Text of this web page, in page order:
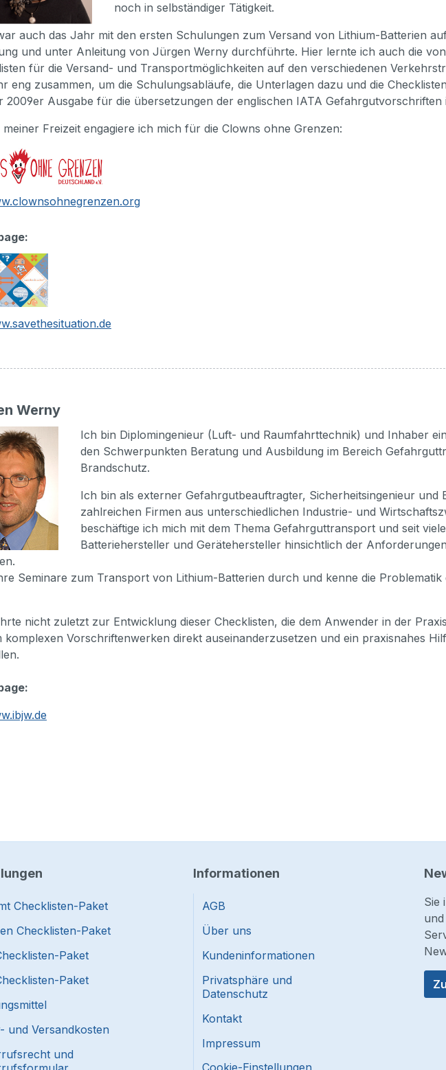
noch in selbständiger Tätigkeit.
auch das Jahr mit den ersten Schulungen zum Versand von Lithium-Batterien
und unter Anleitung von Jürgen Werny durchführte. Hier lernte ich auch die
für die Versand- und Transportmöglichkeiten auf den verschiedenen
eng zusammen, um die Schulungsabläufe, die Unterlagen dazu und die
2009er Ausgabe für die übersetzungen der englischen IATA
meiner Freizeit engagiere ich mich für die Clowns ohne Grenzen:
Werny
Ich bin Diplomingenieur (Luft- und Raumfahrttechnik) und Inhaber
den Schwerpunkten Beratung und Ausbildung im Bereich
Brandschutz.
Ich bin als externer Gefahrgutbeauftragter, Sicherheitsingenieur und
zahlreichen Firmen aus unterschiedlichen Industrie- und
beschäftige ich mich mit dem Thema Gefahrguttransport und seit
Batteriehersteller und Gerätehersteller hinsichtlich der
Seminare zum Transport von Lithium-Batterien durch und kenne die
nicht zuletzt zur Entwicklung dieser Checklisten, die dem Anwender in der
komplexen Vorschriftenwerken direkt auseinanderzusetzen und ein praxisnahes
Checklisten-Paket
Checklisten-Paket
Paket
Paket
und Versandkosten
und
Informationen
AGB
Über uns
Kundeninformationen
Privatsphäre und
Datenschutz
Kontakt
Impressum
Sie
und